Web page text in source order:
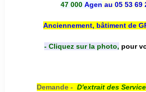
47 000 Agen au 05 53 69
Anciennement, bâtiment de
- Cliquez sur la photo, pour
Demande - D'extrait des